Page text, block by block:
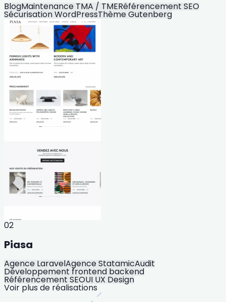
BlogMaintenance TMA / TMERéférencement SEO
Sécurisation WordPressThème Gutenberg
02
Piasa
Agence LaravelAgence StatamicAudit
Développement frontend backend
Référencement SEOUI UX Design
Voir plus de réalisations